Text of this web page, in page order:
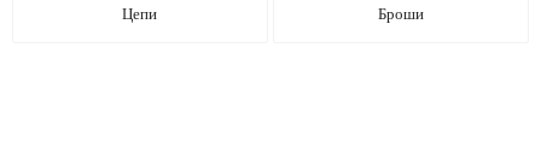
Цепи Броши